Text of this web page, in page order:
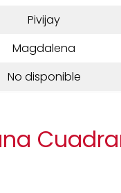
Pivijay
Magdalena
No disponible